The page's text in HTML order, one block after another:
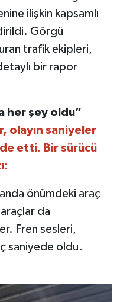
ilişkin kapsamlı
Görgü
trafik ekipleri,
bir rapor
her şey oldu”
olayın saniyeler
etti. Bir sürücü
önümdeki araç
da
Fren sesleri,
saniyede oldu.